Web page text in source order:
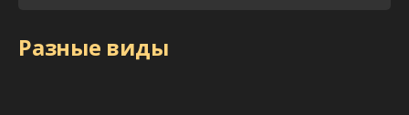
Разные виды